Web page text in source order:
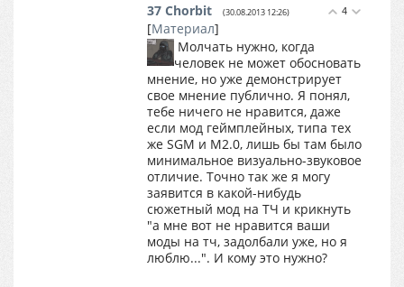
4
37 Chorbit (30.08.2013 12:26)
[Материал]
Молчать нужно, когда
человек не может обосновать
мнение, но уже демонстрирует
свое мнение публично. Я понял,
тебе ничего не нравится, даже
если мод геймплейных, типа тех
же SGM и M2.0, лишь бы там было
минимальное визуально-звуковое
отличие. Точно так же я могу
заявится в какой-нибудь
сюжетный мод на ТЧ и крикнуть
"а мне вот не нравится ваши
моды на тч, задолбали уже, но я
люблю...". И кому это нужно?